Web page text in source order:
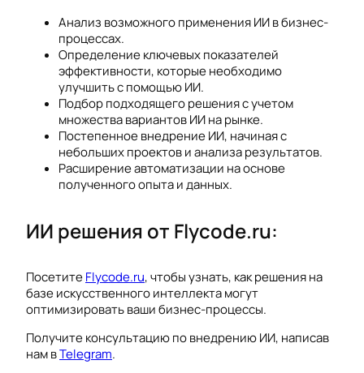
Анализ возможного применения ИИ в бизнес-
процессах.
Определение ключевых показателей
эффективности, которые необходимо
улучшить с помощью ИИ.
Подбор подходящего решения с учетом
множества вариантов ИИ на рынке.
Постепенное внедрение ИИ, начиная с
небольших проектов и анализа результатов.
Расширение автоматизации на основе
полученного опыта и данных.
ИИ решения от Flycode.ru:
ПосетитеFlycode.ru, чтобы узнать, как решения на
базе искусственного интеллекта могут
оптимизировать ваши бизнес-процессы.
Получите консультацию по внедрению ИИ, написав
нам вTelegram.